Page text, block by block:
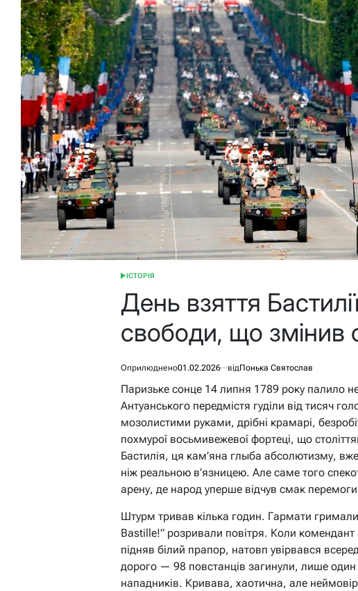
ОПУБЛІКУВАТИ
ІСТОРІЯ
День взяття
свободи, що змінив
Оприлюднено01.02.2026 відПонька Святослав
Паризьке сонце 14 липня 1789 року палило
Антуанського передмістя гуділи від тисяч
мозолистими руками, дрібні крамарі,
похмурої восьмивежевої фортеці, що
Бастилія, ця кам’яна глыба абсолютизму,
ніж реальною в’язницею. Але саме того
арену, де народ уперше відчув смак
Штурм тривав кілька годин. Гармати
Bastille!” розривали повітря. Коли
підняв білий прапор, натовп увірвався
дорого — 98 повстанців загинули, лише один
нападників. Кривава, хаотична, але